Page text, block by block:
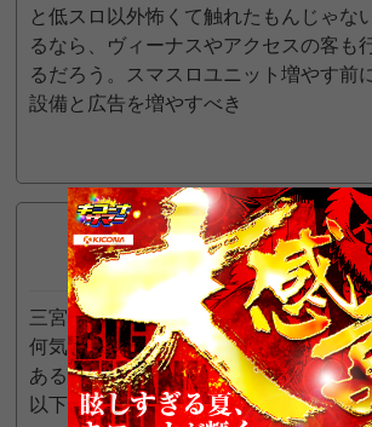
と低スロ以外怖くて触れたもんじゃな
るなら、ヴィーナスやアクセスの客も
るだろう。スマスロユニット増やす前
設備と広告を増やすべき
関西圏民 プロ8位
2021年3月14日 1:00 AM
三宮3の付く日検証シリーズその5。
何気なく店舗前撮影して、帰宅して見
ある画像とほぼ同じになってました(；
以下、パチンコのみの所感です。